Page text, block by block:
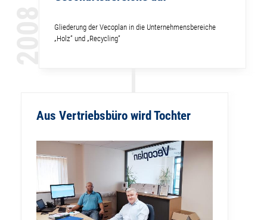
Gliederung der Vecoplan in die Unternehmensbereiche
„Holz“ und „Recycling“
Aus Vertriebsbüro wird Tochter